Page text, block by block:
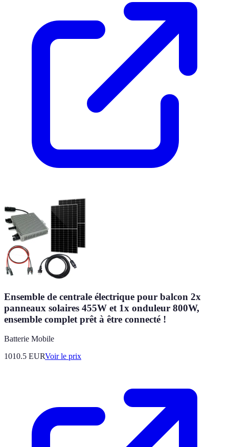
Ensemble de centrale électrique pour balcon 2x
panneaux solaires 455W et 1x onduleur 800W,
ensemble complet prêt à être connecté !
Batterie Mobile
1010.5 EURVoir le prix